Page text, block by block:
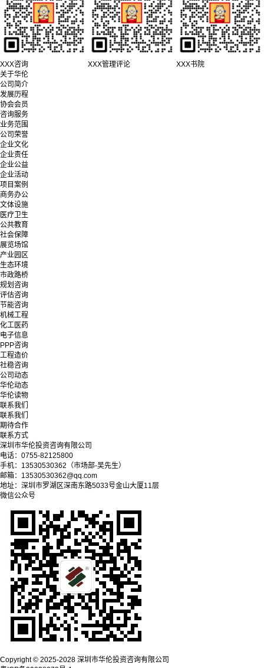
XXX咨询 XXX管理评论
XXX书院
关于华伦
公司简介
发展历程
协会会员
咨询服务
业务范围
公司荣誉
企业文化
企业责任
企业公益
企业活动
项目案例
商务办公
文体设施
医疗卫生
公共教育
社会保障
展览场馆
产业园区
生态环境
市政路桥
规划咨询
评估咨询
节能咨询
机械工程
化工医药
电子信息
PPP咨询
工程造价
社稳咨询
公司动态
华伦动态
华伦读物
联系我们
联系我们
期待合作
联系方式
深圳市华伦投资咨询有限公司
电话：0755-82125800
手机：13530530362（市场部-吴先生）
邮箱：13530530362@qq.com
地址：深圳市罗湖区深南东路5033号金山大厦11层
微信公众号
Copyright © 2025-2028 深圳市华伦投资咨询有限公司